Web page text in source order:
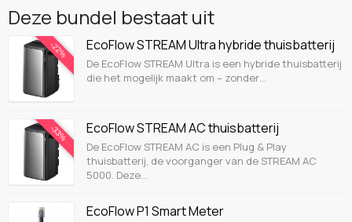
Deze bundel bestaat uit
-22% EcoFlow STREAM Ultra hybride thuisbatterij
De EcoFlow STREAM Ultra is een hybride thuisbatterij
die het mogelijk maakt om – zonder…
-33% EcoFlow STREAM AC thuisbatterij
De EcoFlow STREAM AC is een Plug & Play
thuisbatterij, de voorganger van de STREAM AC
5000. Deze…
EcoFlow P1 Smart Meter